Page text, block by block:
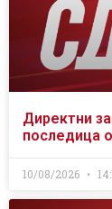
Директни
последица
10/08/2026